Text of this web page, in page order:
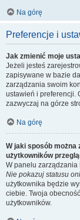
Na górę
Preferencje i
Jak zmienić moje
Jeżeli jesteś
zapisywane w bazie
zarządzania swoim
ustawień i preferencji.
zazwyczaj na górze
Na górę
W jaki sposób można
użytkowników
W panelu zarządzania
Nie pokazuj statusu
użytkownika będzie
ciebie. Twoja
użytkowników.